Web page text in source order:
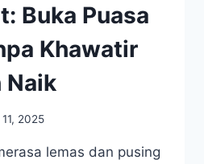
Buka Puasa
Khawatir
Naik
2025
lemas dan pusing